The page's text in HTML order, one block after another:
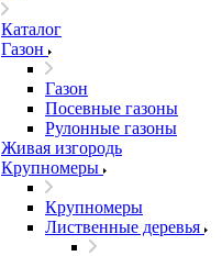
Каталог
Газон
Газон
Посевные газоны
Рулонные газоны
Живая изгородь
Крупномеры
Крупномеры
Лиственные деревья